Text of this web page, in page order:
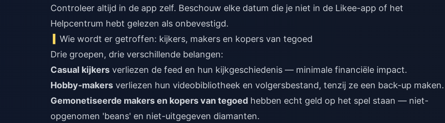
Controleer altijd in de app zelf. Beschouw elke datum die je niet in de Likee-app of het
Helpcentrum hebt gelezen als onbevestigd.
Wie wordt er getroffen: kijkers, makers en kopers van tegoed
Drie groepen, drie verschillende belangen:
Casual kijkers verliezen de feed en hun kijkgeschiedenis — minimale financiële impact.
Hobby-makers verliezen hun videobibliotheek en volgersbestand, tenzij ze een back-up maken.
Gemonetiseerde makers en kopers van tegoed hebben echt geld op het spel staan — niet-
opgenomen 'beans' en niet-uitgegeven diamanten.